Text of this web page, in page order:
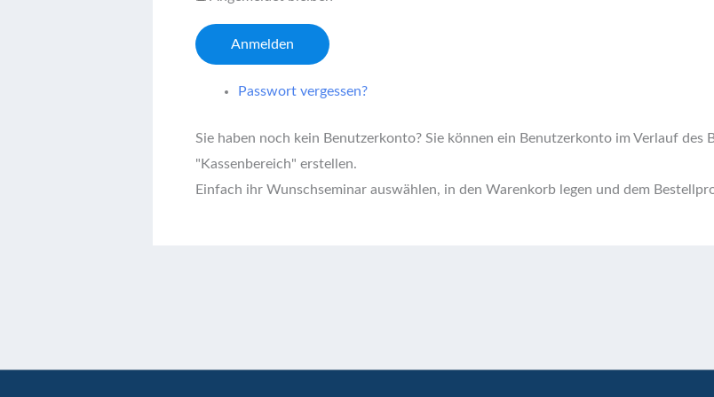
Anmelden
Passwort vergessen?
Sie haben noch kein Benutzerkonto? Sie können ein Benutzerkonto im Verlauf des
"Kassenbereich" erstellen.
Einfach ihr Wunschseminar auswählen, in den Warenkorb legen und dem